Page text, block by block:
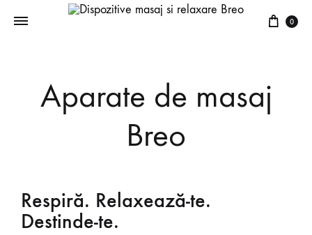
0
Aparate de masaj
Breo
Respiră. Relaxează-te.
Destinde-te.